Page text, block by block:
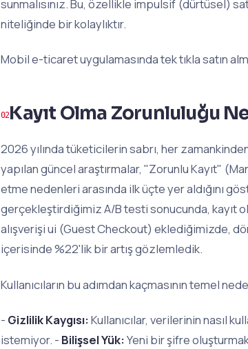
sunmalısınız. Bu, özellikle impulsif (dürtüsel)
niteliğinde bir kolaylıktır.
Mobil e-ticaret uygulamasında tek tıkla satın
Kayıt Olma Zorunluluğu
2026 yılında tüketicilerin sabrı, her
yapılan güncel araştırmalar, "Zorunlu Kayıt"
etme nedenleri arasında ilk üçte yer aldığını
gerçekleştirdiğimiz A/B testi sonucunda, kayıt
alışverişi ui (Guest Checkout) eklediğimizde,
içerisinde %22'lik bir artış gözlemledik.
Kullanıcıların bu adımdan kaçmasının temel
- Gizlilik Kaygısı:Kullanıcılar, verilerinin nasıl
istemiyor. - Bilişsel Yük:Yeni bir şifre